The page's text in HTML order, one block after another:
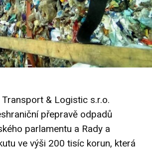
& Logistic s.r.o.
přepravě odpadů
parlamentu a Rady a
ve výši 200 tisíc korun, která